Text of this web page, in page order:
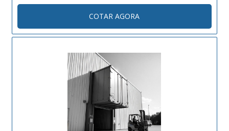
altura de elevação customizável. Dotados de sistemas de
segurança como sensores de carga, travas automáticas e
proteções contra quedas. Projetos sob medida conforme
normas técnicas vigentes (NR12, NBRs específicas).
COTAR AGORA